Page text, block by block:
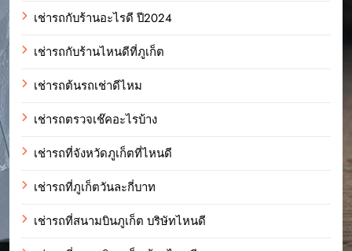
เช่ารถกับร้านอะไรดี ปี2024
เช่ารถกับร้านไหนดีที่ภูเก็ต
เช่ารถต้นรถเช่าดีไหม
เช่ารถตรวจเช๊คอะไรบ้าง
เช่ารถที่จังหวัดภูเก็ตที่ไหนดี
เช่ารถที่ภูเก็ตวันละกี่บาท
เช่ารถที่สนามบินภูเก็ต บริษัทไหนดี